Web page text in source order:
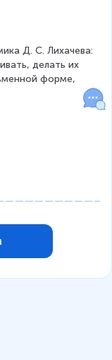
Д. С. Лихачева:
делать их
форме,